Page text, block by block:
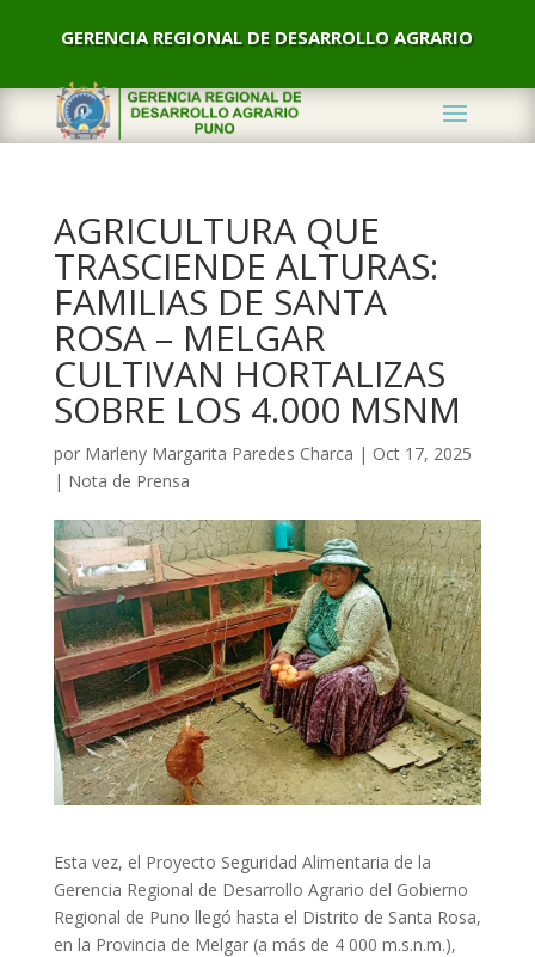
GERENCIA REGIONAL DE DESARROLLO AGRARIO
AGRICULTURA QUE
TRASCIENDE ALTURAS:
FAMILIAS DE SANTA
ROSA – MELGAR
CULTIVAN HORTALIZAS
SOBRE LOS 4.000 MSNM
por Marleny Margarita Paredes Charca | Oct 17, 2025
| Nota de Prensa
Esta vez, el Proyecto Seguridad Alimentaria de la
Gerencia Regional de Desarrollo Agrario del Gobierno
Regional de Puno llegó hasta el Distrito de Santa Rosa,
en la Provincia de Melgar (a más de 4 000 m.s.n.m.),